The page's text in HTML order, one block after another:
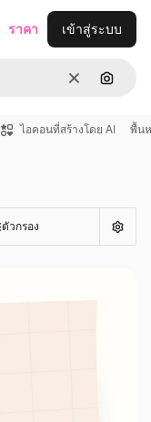
ชัดเจนค้นหา
ราคา เข้าสู่ระบบ
ไอคอนที่สร้างโดย AI พื้น
ตัวกรอง